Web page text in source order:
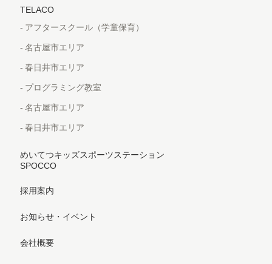
TELACO
アフタースクール（学童保育）
名古屋市エリア
春日井市エリア
プログラミング教室
名古屋市エリア
春日井市エリア
めいてつキッズスポーツステーション
SPOCCO
採用案内
お知らせ・イベント
会社概要